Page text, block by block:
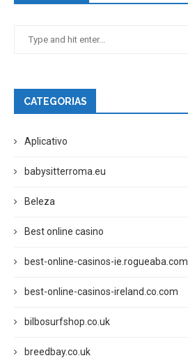
CATEGORIAS
Aplicativo
babysitterroma.eu
Beleza
Best online casino
best-online-casinos-ie.rogueaba.com
best-online-casinos-ireland.co.com
bilbosurfshop.co.uk
breedbay.co.uk